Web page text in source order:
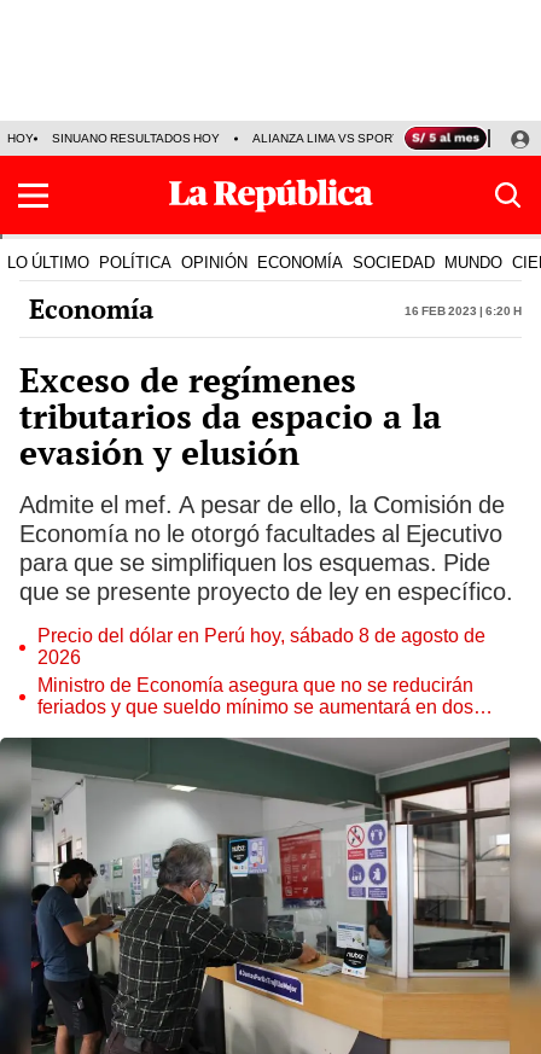
HOY SINUANO RESULTADOS HOY ALIANZA LIMA VS SPORT BOYS JORGE
LO ÚLTIMO POLÍTICA OPINIÓN ECONOMÍA SOCIEDAD MUNDO
Economía 16 Feb 2023 | 6:20 h
Exceso de regímenes
tributarios da espacio a la
evasión y elusión
Admite el mef. A pesar de ello, la Comisión de
Economía no le otorgó facultades al Ejecutivo
para que se simplifiquen los esquemas. Pide
que se presente proyecto de ley en específico.
Precio del dólar en Perú hoy, sábado 8 de agosto de
2026
Ministro de Economía asegura que no se reducirán
feriados y que sueldo mínimo se aumentará en dos